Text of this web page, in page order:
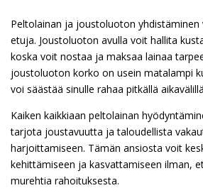
Peltolainan ja joustoluoton
etuja. Joustoluoton avulla voit hallita
koska voit nostaa ja maksaa lainaa
joustoluoton korko on usein matalampi
voi säästää sinulle rahaa pitkällä
Kaiken kaikkiaan peltolainan
tarjota joustavuutta ja taloudellista
harjoittamiseen. Tämän ansiosta voit
kehittämiseen ja kasvattamiseen ilman,
murehtia rahoituksesta.